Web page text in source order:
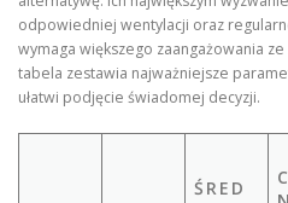
odpowiedniej wentylacji oraz
wymaga większego zaangażowania ze
tabela zestawia najważniejsze
ułatwi podjęcie świadomej decyzji.
ŚRED